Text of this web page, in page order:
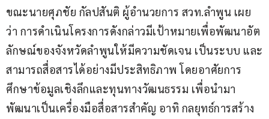
ขณะนายศุภชัย กัลปสันติ ผู้อำนวยการ สวท.ลำพูน เผย
ว่า การดำเนินโครงการดังกล่าวมีเป้าหมายเพื่อพัฒนาอัต
ลักษณ์ของจังหวัดลำพูนให้มีความชัดเจน เป็นระบบ และ
สามารถสื่อสารได้อย่างมีประสิทธิภาพ โดยอาศัยการ
ศึกษาข้อมูลเชิงลึกและทุนทางวัฒนธรรม เพื่อนำมา
พัฒนาเป็นเครื่องมือสื่อสารสำคัญ อาทิ กลยุทธ์การสร้าง